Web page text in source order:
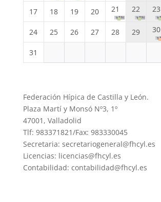
17 18 19 20 21 22 23
24 25 26 27 28 29 30
31
Federación Hípica de Castilla y León.
Plaza Martí y Monsó Nº3, 1º
47001, Valladolid
Tlf: 983371821/Fax: 983330045
Secretaria: secretariogeneral@fhcyl.es
Licencias: licencias@fhcyl.es
Contabilidad: contabilidad@fhcyl.es